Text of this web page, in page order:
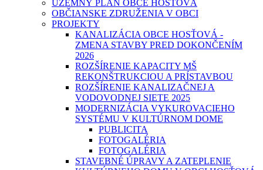
ÚZEMNÝ PLÁN OBCE HOSŤOVÁ
OBČIANSKE ZDRUŽENIA V OBCI
PROJEKTY
KANALIZÁCIA OBCE HOSŤOVÁ -
ZMENA STAVBY PRED DOKONČENÍM
2026
ROZŠÍRENIE KAPACITY MŠ
REKONŠTRUKCIOU A PRÍSTAVBOU
ROZŠÍRENIE KANALIZAČNEJ A
VODOVODNEJ SIETE 2025
MODERNIZÁCIA VYKUROVACIEHO
SYSTÉMU V KULTÚRNOM DOME
PUBLICITA
FOTOGALÉRIA
FOTOGALÉRIA
STAVEBNÉ ÚPRAVY A ZATEPLENIE